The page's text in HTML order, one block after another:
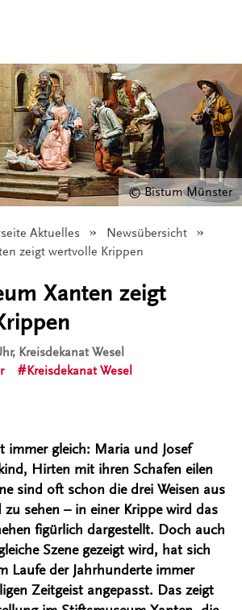
© Bistum Münster
Aktuelles
Newsübersicht
zeigt wertvolle Krippen
Xanten zeigt
, Kreisdekanat Wesel
Kreisdekanat Wesel
immer gleich: Maria und Josef
Hirten mit ihren Schafen eilen
sind oft schon die drei Weisen aus
sehen – in einer Krippe wird das
figürlich dargestellt. Doch auch
Szene gezeigt wird, hat sich
Laufe der Jahrhunderte immer
Zeitgeist angepasst. Das zeigt